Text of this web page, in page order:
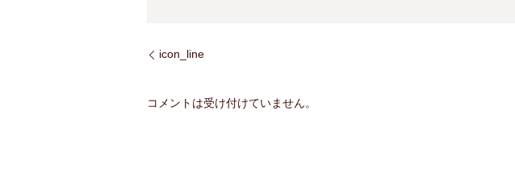
icon_line
コメントは受け付けていません。